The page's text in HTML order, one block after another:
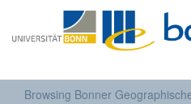
Browsing Bonner